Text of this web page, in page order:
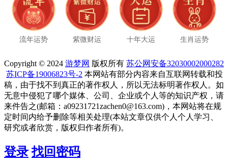
流年运势 紫微财运 十年大运 生肖运势
Copyright © 2024 游梦网 版权所有 苏公网安备32030002000282
苏ICP备19006823号-2 本网站有部分内容来自互联网转载和投
稿，由于找不到真正的著作权人，所以无法标明著作权人。如
无意中侵犯了哪个媒体、公司、企业或个人等的知识产权，请
来件告之(邮箱：a09231721zachen0@163.com)，本网站将在规
定时间内给予删除等相关处理(本站文章仅供个人个人学习、
研究或者欣赏，版权归作者所有)。
登录 找回密码